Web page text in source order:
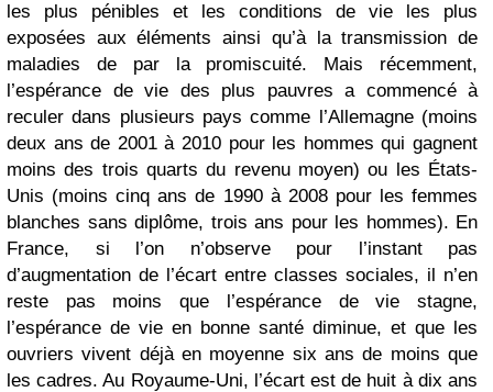
les plus pénibles et les conditions de vie les plus
exposées aux éléments ainsi qu’à la transmission de
maladies de par la promiscuité. Mais récemment,
l’espérance de vie des plus pauvres a commencé à
reculer dans plusieurs pays comme l’Allemagne (moins
deux ans de 2001 à 2010 pour les hommes qui gagnent
moins des trois quarts du revenu moyen) ou les États-
Unis (moins cinq ans de 1990 à 2008 pour les femmes
blanches sans diplôme, trois ans pour les hommes). En
France, si l’on n’observe pour l’instant pas
d’augmentation de l’écart entre classes sociales, il n’en
reste pas moins que l’espérance de vie stagne,
l’espérance de vie en bonne santé diminue, et que les
ouvriers vivent déjà en moyenne six ans de moins que
les cadres. Au Royaume-Uni, l’écart est de huit à dix ans